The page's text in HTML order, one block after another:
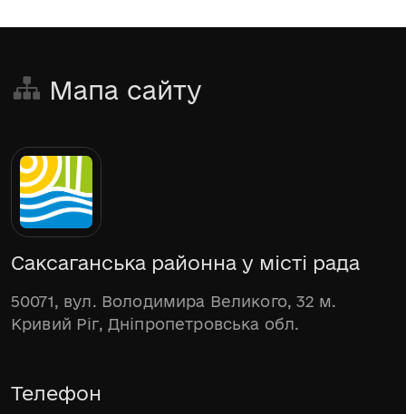
Мапа сайту
Саксаганська районна у місті рада
50071, вул. Володимира Великого, 32 м.
Кривий Ріг, Дніпропетровська обл.
Телефон